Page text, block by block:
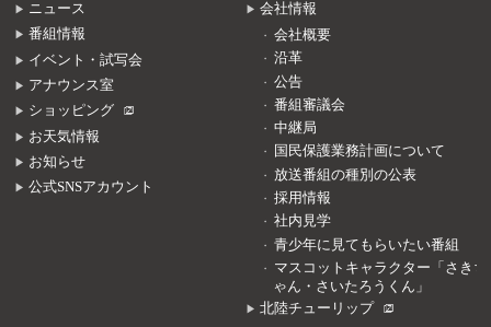
ニュース
番組情報
イベント・試写会
アナウンス室
ショッピング
お天気情報
お知らせ
公式SNSアカウント
会社情報
会社概要
沿革
公告
番組審議会
中継局
国民保護業務計画について
放送番組の種別の公表
採用情報
社内見学
青少年に見てもらいたい番組
マスコットキャラクター「さきち
ゃん・さいたろうくん」
北陸チューリップ